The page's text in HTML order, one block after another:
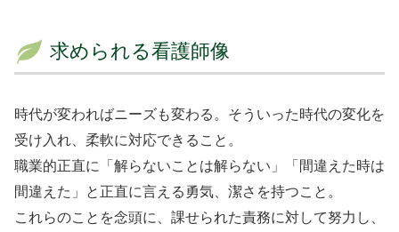
求められる看護師像
時代が変わればニーズも変わる。そういった時代の変化を
受け入れ、柔軟に対応できること。
職業的正直に「解らないことは解らない」「間違えた時は
間違えた」と正直に言える勇気、潔さを持つこと。
これらのことを念頭に、課せられた責務に対して努力し、